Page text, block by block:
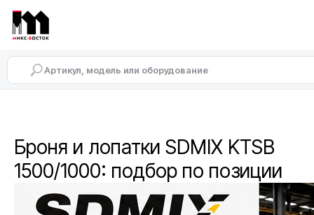
Броня и лопатки SDMIX KTSB
1500/1000: подбор по позиции